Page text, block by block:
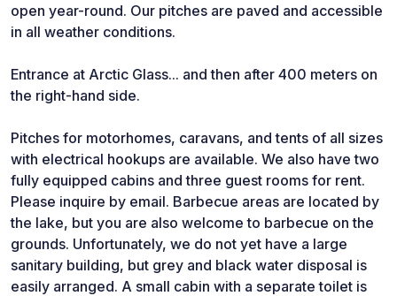
open year-round. Our pitches are paved and accessible
in all weather conditions.
Entrance at Arctic Glass... and then after 400 meters on
the right-hand side.
Pitches for motorhomes, caravans, and tents of all sizes
with electrical hookups are available. We also have two
fully equipped cabins and three guest rooms for rent.
Please inquire by email. Barbecue areas are located by
the lake, but you are also welcome to barbecue on the
grounds. Unfortunately, we do not yet have a large
sanitary building, but grey and black water disposal is
easily arranged. A small cabin with a separate toilet is